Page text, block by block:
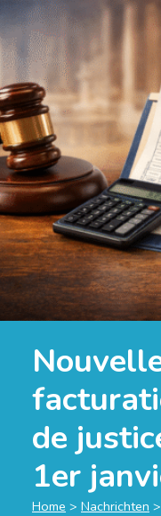
de
1er
Home > Nachrichten >